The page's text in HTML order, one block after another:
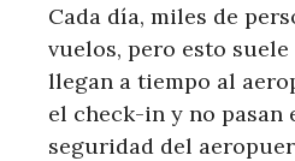
Cada día, miles de
vuelos, pero esto suele
llegan a tiempo al
el check-in y no pasan
seguridad del